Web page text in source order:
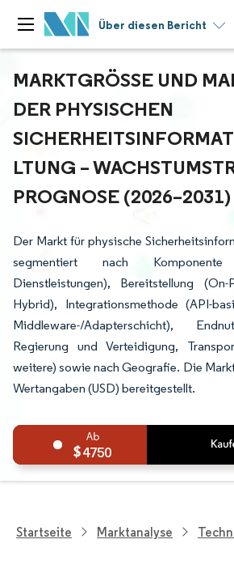
Über diesen Bericht
MARKTGRÖSSE UND
ER PHYSISCHEN S
TUNG –
ROGNOSE (2026–2031)
Der Markt für physische
segmentiert nach
Dienstleistungen), Bereitstellung
Hybrid), Integrationsmethode (API-
Middleware-/Adapterschicht),
Regierung und Verteidigung,
weitere) sowie nach Geografie. Die
Wertangaben (USD) bereitgestellt.
4750
Startseite Marktanalyse